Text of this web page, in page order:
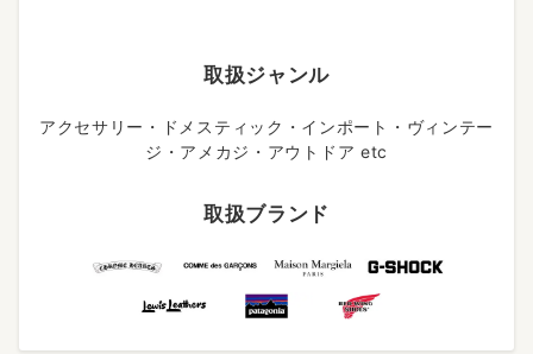
取扱ジャンル
アクセサリー・ドメスティック・インポート・ヴィンテー
ジ・アメカジ・アウトドア etc
取扱ブランド